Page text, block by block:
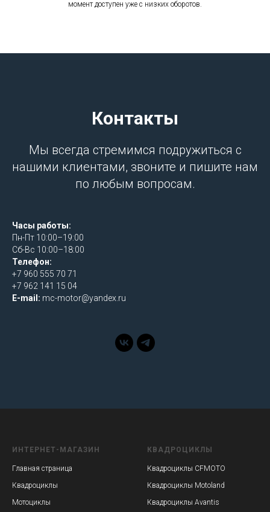
момент доступен уже с низких оборотов.
Контакты
Мы всегда стремимся подружиться с
нашими клиентами, звоните и пишите нам
по любым вопросам.
Часы работы:
Пн-Пт 10:00–19:00
Сб-Вс 10:00–18:00
Телефон:
+7 960 555 70 71
+7 962 141 15 04
E-mail: mc-motor@yandex.ru
ИНТЕРНЕТ-МАГАЗИН
Главная страница
Квадроциклы
Мотоциклы
КВАДРОЦИКЛЫ
Квадроциклы CFMOTO
Квадроциклы Motoland
Квадроциклы Avantis